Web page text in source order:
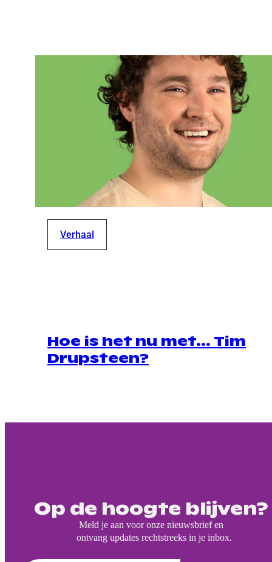
Verhaal
Hoe is het nu met… Tim
Drupsteen?
Op de hoogte blijven?
Meld je aan voor onze nieuwsbrief en
ontvang updates rechtstreeks in je inbox.